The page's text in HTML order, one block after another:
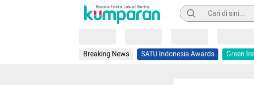
Pencarian
Breaking News SATU Indonesia Awards Green